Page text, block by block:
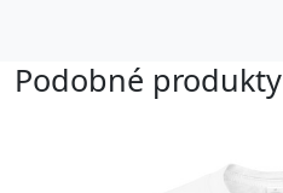
Podobné produkty